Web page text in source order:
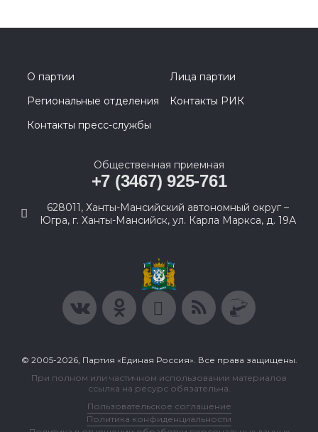
О партии
Лица партии
Региональные отделения
Контакты РИК
Контакты пресс-службы
Общественная приемная
+7 (3467) 925-761
628011, Ханты-Мансийский автономный округ –
Югра, г. Ханты-Мансийск, ул. Карла Маркса, д. 19А
© 2005-2026, Партия «Единая Россия». Все права защищены.
При полном или частичном использовании материалов
ссылка на ресурс обязательна.
Пользовательское соглашение
Политика конфиденциальности